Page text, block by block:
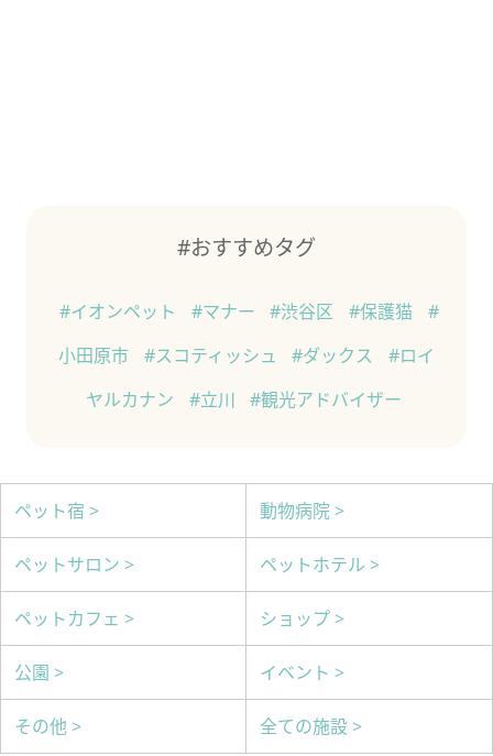
#おすすめタグ
#イオンペット #マナー #渋谷区 #保護猫
#
小田原市
#スコティッシュ #ダックス
#ロイ
ヤルカナン
#立川 #観光アドバイザー
ペット宿 > 動物病院 >
ペットサロン > ペットホテル >
ペットカフェ > ショップ >
公園 > イベント >
その他 > 全ての施設 >